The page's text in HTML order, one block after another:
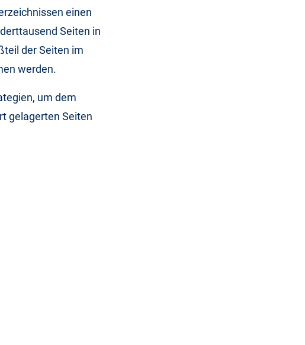
einen
Seiten in
der Seiten im
werden.
um dem
gelagerten Seiten